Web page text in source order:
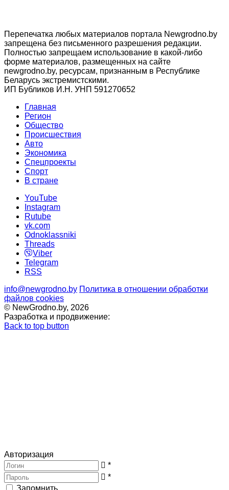
Перепечатка любых материалов портала Newgrodno.by
запрещена без письменного разрешения редакции.
Полностью запрещаем использование в какой-либо
форме материалов, размещенных на сайте
newgrodno.by, ресурсам, признанным в Республике
Беларусь экстремистскими.
ИП Бубликов И.Н. УНП 591270652
Главная
Регион
Общество
Происшествия
Авто
Экономика
Спецпроекты
Cпорт
В стране
YouTube
Instagram
Rutube
vk.com
Odnoklassniki
Threads
Viber
Telegram
RSS
info@newgrodno.by Политика в отношении обработки
файлов cookies
© NewGrodno.by, 2026
Разработка и продвижение:
Back to top button
Авторизация
*
*
Запомнить